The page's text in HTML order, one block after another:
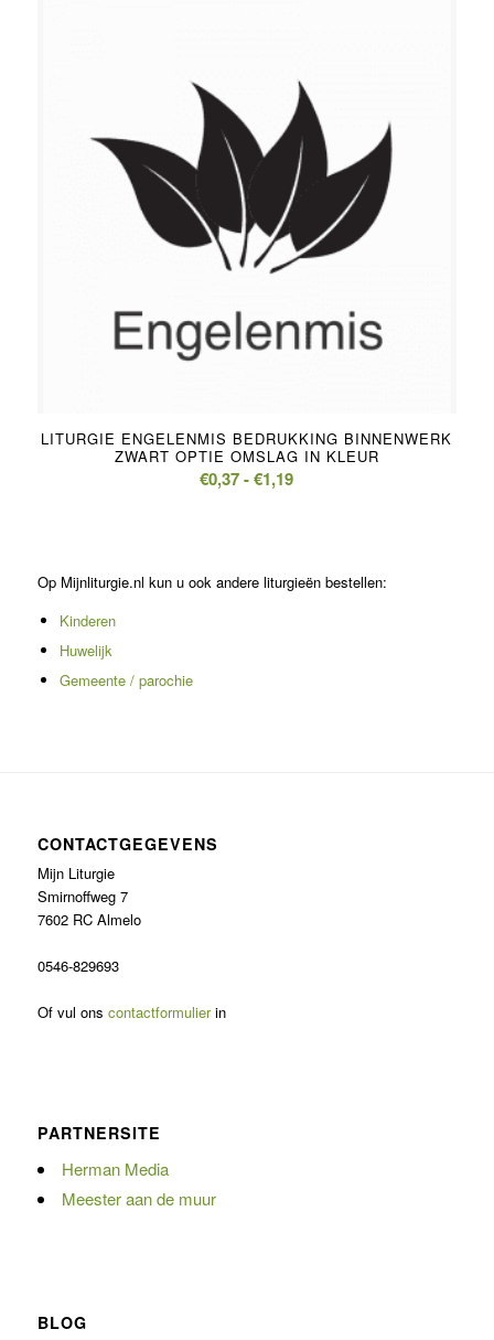
LITURGIE ENGELENMIS BEDRUKKING BINNENWERK
ZWART OPTIE OMSLAG IN KLEUR
€0,37 - €1,19Prijsklasse:
Op Mijnliturgie.nl kun u ook andere liturgieën bestellen:
Kinderen
Huwelijk
Gemeente / parochie
CONTACTGEGEVENS
Mijn Liturgie
Smirnoffweg 7
7602 RC Almelo
0546-829693
Of vul ons contactformulierin
PARTNERSITE
Herman Media
Meester aan de muur
BLOG